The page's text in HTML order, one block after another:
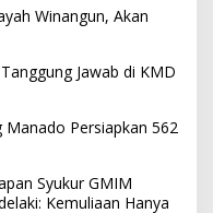
Winangun, Akan
Jawab di KMD
Persiapkan 562
Syukur GMIM
Kemuliaan Hanya